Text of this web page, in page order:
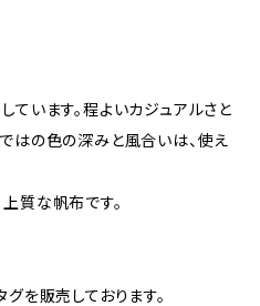
ています。程よいカジュアルさと
はの色の深みと風合いは、使え
質な帆布です。
を販売しております。